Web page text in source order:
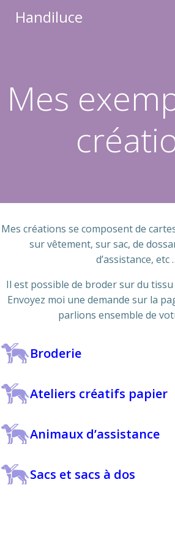
Handiluce
Mes
Mes créations se composent de
sur vêtement, sur sac, de
d’assistance, etc
Il est possible de broder sur du
Envoyez moi une demande sur la
parlions ensemble de
Broderie
Ateliers créatifs papier
Animaux d’assistance
Sacs et sacs à dos